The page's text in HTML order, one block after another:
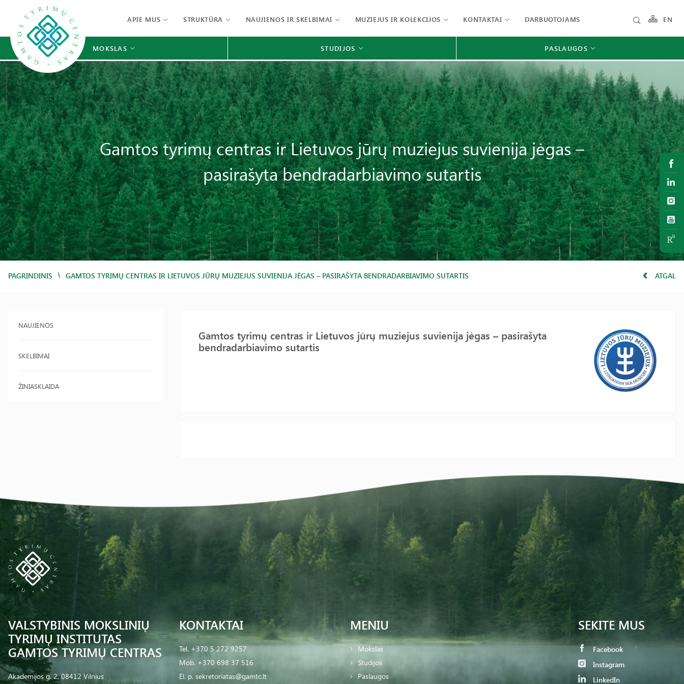
APIE MUS STRUKTŪRA NAUJIENOS IR SKELBIMAI MUZIEJUS IR KOLEKCIJOS KONTAKTAI DARBUOTOJAMS EN
MOKSLAS STUDIJOS PASLAUGOS
Gamtos tyrimų centras ir Lietuvos jūrų muziejus suvienija jėgas –
pasirašyta bendradarbiavimo sutartis
PAGRINDINIS / GAMTOS TYRIMŲ CENTRAS IR LIETUVOS JŪRŲ MUZIEJUS SUVIENIJA JĖGAS – PASIRAŠYTA BENDRADARBIAVIMO SUTARTIS ATGAL
NAUJIENOS
SKELBIMAI
ŽINIASKLAIDA
Gamtos tyrimų centras ir Lietuvos jūrų muziejus suvienija jėgas – pasirašyta
bendradarbiavimo sutartis
VALSTYBINIS MOKSLINIŲ
TYRIMŲ INSTITUTAS
GAMTOS TYRIMŲ CENTRAS
Akademijos g. 2, 08412 Vilnius
KONTAKTAI
Tel. +370 5 272 9257
Mob. +370 698 37 516
El. p. sekretoriatas@gamtc.lt
MENIU
Mokslas
Studijos
Paslaugos
SEKITE MUS
Facebook
Instagram
LinkedIn